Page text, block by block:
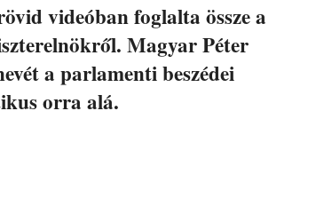
videóban foglalta össze a
Magyar Péter
a parlamenti beszédei
orra alá.